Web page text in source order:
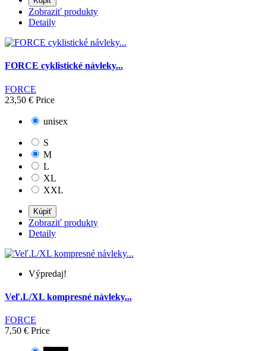
Zobraziť produkty
Detaily
FORCE cyklistické návleky...
FORCE
23,50 € Price
unisex
S
M
L
XL
XXL
Kúpiť
Zobraziť produkty
Detaily
Výpredaj!
Veľ.L/XL kompresné návleky...
FORCE
7,50 € Price